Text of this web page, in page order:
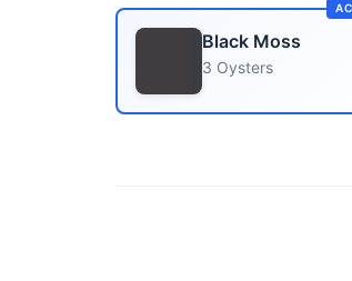
Black Moss
3 Oysters